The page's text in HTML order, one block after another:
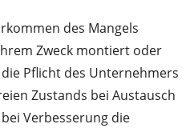
des Mangels
Zweck montiert oder
Pflicht des Unternehmers
Zustands bei Austausch
Verbesserung die